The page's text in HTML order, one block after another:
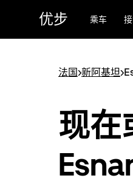
优步 乘车
法国>新阿基坦>
现在